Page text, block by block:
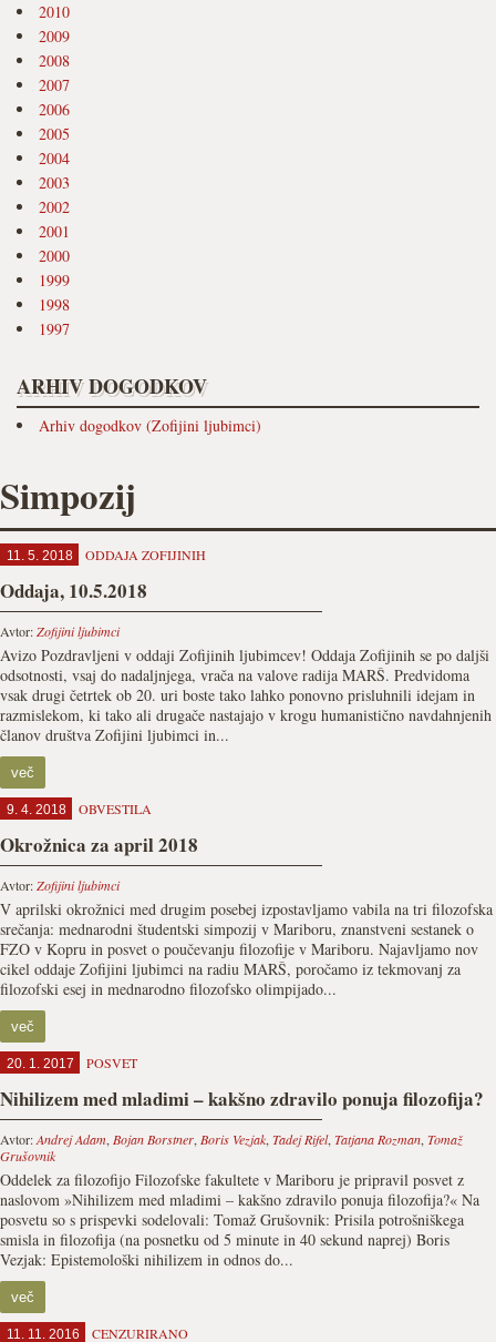
2010
2009
2008
2007
2006
2005
2004
2003
2002
2001
2000
1999
1998
1997
ARHIV DOGODKOV
Arhiv dogodkov (Zofijini ljubimci)
Simpozij
11. 5. 2018 ODDAJA ZOFIJINIH
Oddaja, 10.5.2018
Avtor:Zofijini ljubimci
Avizo Pozdravljeni v oddaji Zofijinih ljubimcev! Oddaja Zofijinih se po daljši
odsotnosti, vsaj do nadaljnjega, vrača na valove radija MARŠ. Predvidoma
vsak drugi četrtek ob 20. uri boste tako lahko ponovno prisluhnili idejam in
razmislekom, ki tako ali drugače nastajajo v krogu humanistično navdahnjenih
članov društva Zofijini ljubimci in...
več
9. 4. 2018 OBVESTILA
Okrožnica za april 2018
Avtor:Zofijini ljubimci
V aprilski okrožnici med drugim posebej izpostavljamo vabila na tri filozofska
srečanja: mednarodni študentski simpozij v Mariboru, znanstveni sestanek o
FZO v Kopru in posvet o poučevanju filozofije v Mariboru. Najavljamo nov
cikel oddaje Zofijini ljubimci na radiu MARŠ, poročamo iz tekmovanj za
filozofski esej in mednarodno filozofsko olimpijado...
več
20. 1. 2017 POSVET
Nihilizem med mladimi – kakšno zdravilo ponuja filozofija?
Avtor:Andrej Adam, Bojan Borstner, Boris Vezjak, Tadej Rifel, Tatjana Rozman, Tomaž
Grušovnik
Oddelek za filozofijo Filozofske fakultete v Mariboru je pripravil posvet z
naslovom »Nihilizem med mladimi – kakšno zdravilo ponuja filozofija?« Na
posvetu so s prispevki sodelovali: Tomaž Grušovnik: Prisila potrošniškega
smisla in filozofija (na posnetku od 5 minute in 40 sekund naprej) Boris
Vezjak: Epistemološki nihilizem in odnos do...
več
11. 11. 2016 CENZURIRANO